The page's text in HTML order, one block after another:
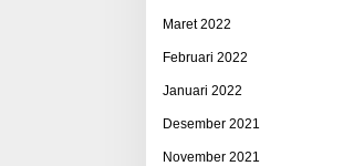
Maret 2022
Februari 2022
Januari 2022
Desember 2021
November 2021